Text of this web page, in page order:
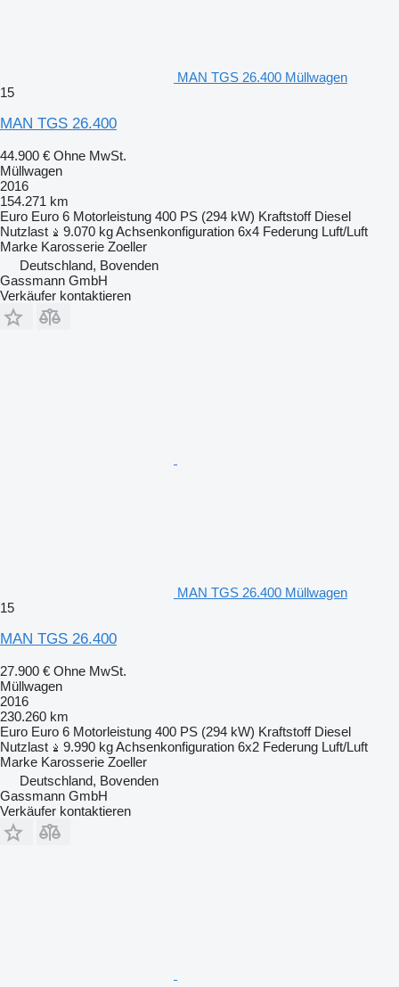
MAN TGS 26.400 Müllwagen
15
MAN TGS 26.400
44.900 € Ohne MwSt.
Müllwagen
2016
154.271 km
Euro Euro 6 Motorleistung 400 PS (294 kW) Kraftstoff Diesel
Nutzlast
9.070 kgAchsenkonfiguration 6x4 Federung Luft/Luft
Marke Karosserie Zoeller
Deutschland, Bovenden
Gassmann GmbH
Verkäufer kontaktieren
MAN TGS 26.400 Müllwagen
15
MAN TGS 26.400
27.900 € Ohne MwSt.
Müllwagen
2016
230.260 km
Euro Euro 6 Motorleistung 400 PS (294 kW) Kraftstoff Diesel
Nutzlast
9.990 kgAchsenkonfiguration 6x2 Federung Luft/Luft
Marke Karosserie Zoeller
Deutschland, Bovenden
Gassmann GmbH
Verkäufer kontaktieren